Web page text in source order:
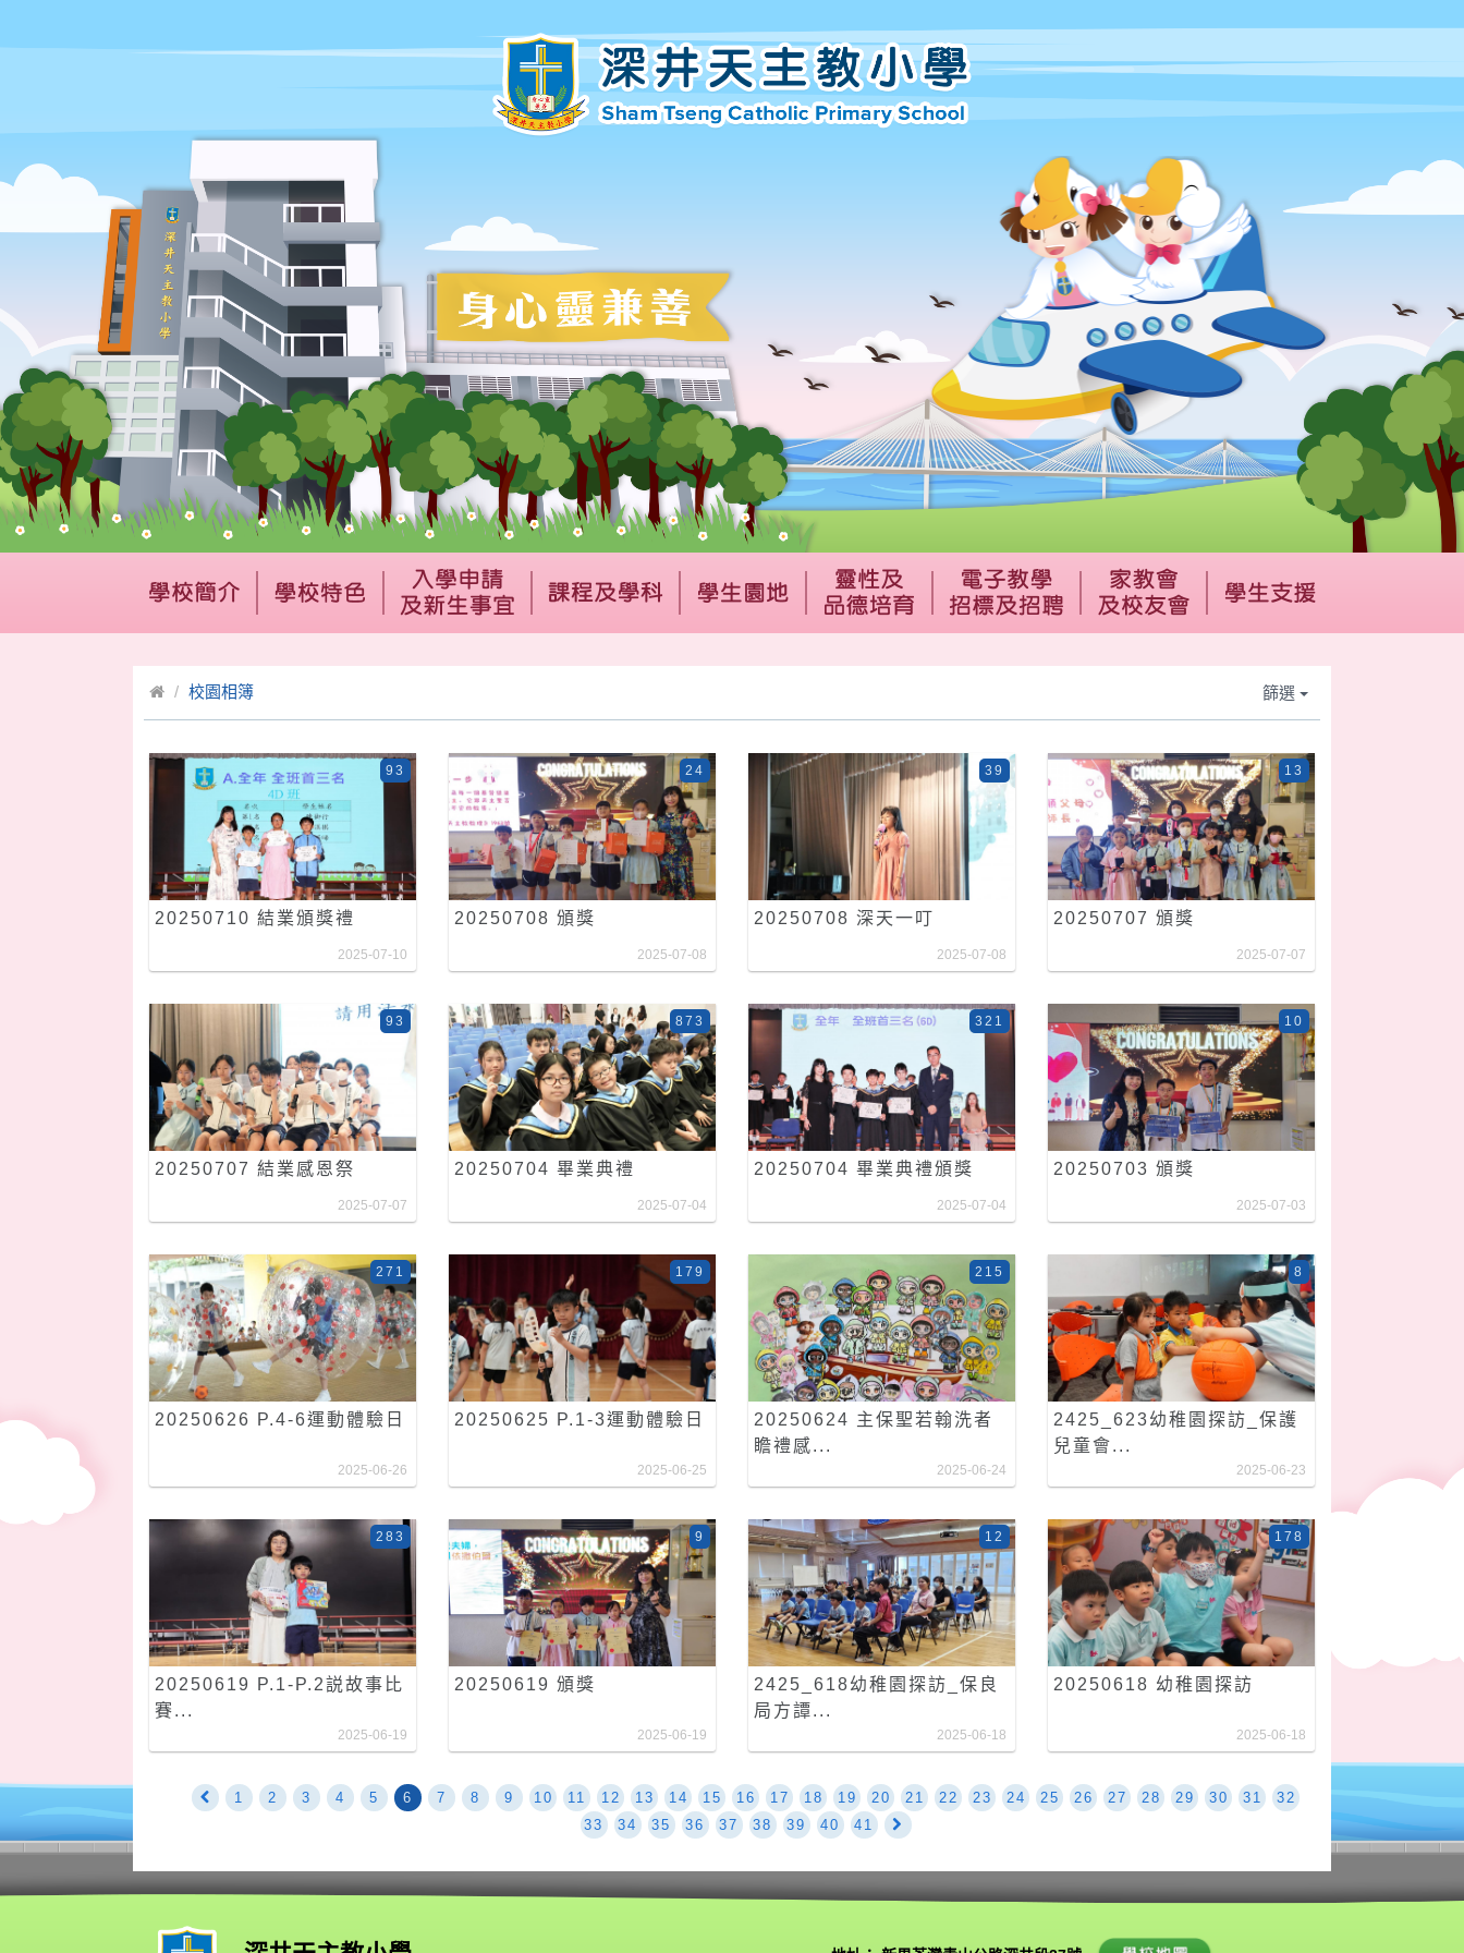
校園相簿 篩選
20250710 結業頒獎禮
93
2025-07-10
20250708 頒獎
24
2025-07-08
20250708 深天一叮
39
2025-07-08
20250707 頒獎
13
2025-07-07
20250707 結業感恩祭
93
2025-07-07
20250704 畢業典禮
873
2025-07-04
20250704 畢業典禮頒獎
321
2025-07-04
20250703 頒獎
10
2025-07-03
20250626 P.4-6運動體驗日
271
2025-06-26
20250625 P.1-3運動體驗日
179
2025-06-25
20250624 主保聖若翰洗者
瞻禮感...
215
2025-06-24
2425_623幼稚園探訪_保護
兒童會...
8
2025-06-23
20250619 P.1-P.2説故事比
賽...
283
2025-06-19
20250619 頒獎
9
2025-06-19
2425_618幼稚園探訪_保良
局方譚...
12
2025-06-18
20250618 幼稚園探訪
178
2025-06-18
1 2 3 4 5 6 7 8 9 10 11 12 13 14 15 16 17 18 19 20 21 22 23 24 25 26 27 28 29 30 31
32
33
34 35 36 37 38 39 40 41